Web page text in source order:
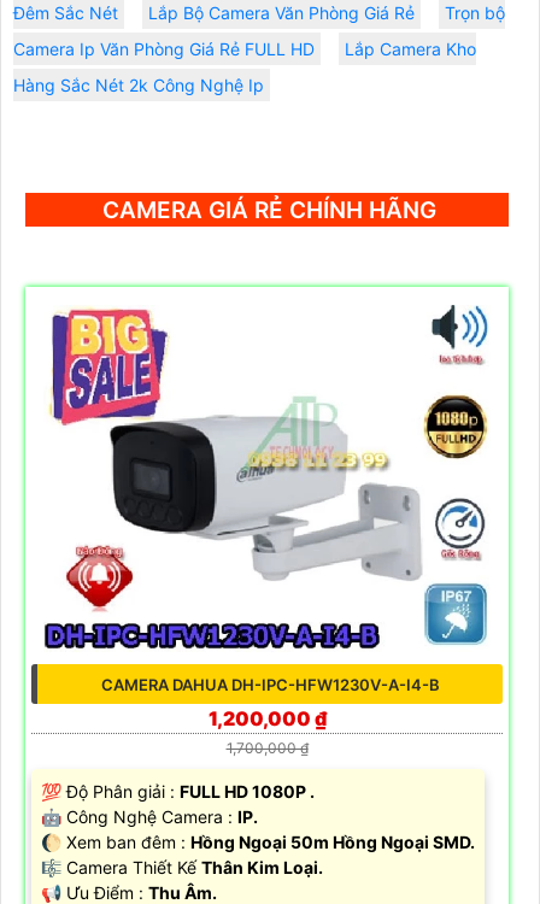
Đêm Sắc Nét
Lắp Bộ Camera Văn Phòng Giá Rẻ
Trọn bộ
Camera Ip Văn Phòng Giá Rẻ FULL HD
Lắp Camera Kho
Hàng Sắc Nét 2k Công Nghệ Ip
CAMERA GIÁ RẺ CHÍNH HÃNG
CAMERA DAHUA DH-IPC-HFW1230V-A-I4-B
1,200,000 ₫
1,700,000 ₫
💯 Độ Phân giải : FULL HD 1080P .
🤖️ Công Nghệ Camera : IP.
🌔 Xem ban đêm : Hồng Ngoại 50m Hồng Ngoại SMD.
🎼️ Camera Thiết KếThân Kim Loại.
️📢 Ưu Điểm : Thu Âm.